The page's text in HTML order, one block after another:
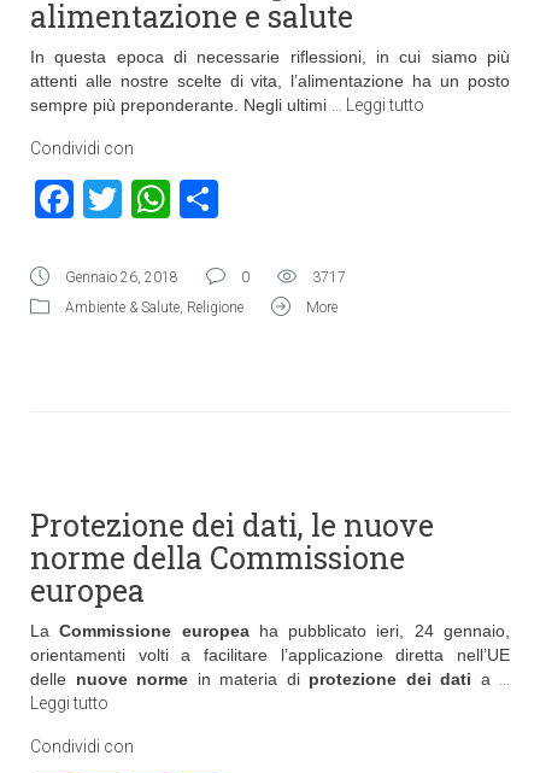
alimentazione e salute
In questa epoca di necessarie riflessioni, in cui siamo più
attenti alle nostre scelte di vita, l’alimentazione ha un posto
sempre più preponderante. Negli ultimi
Leggi tutto
Condividi con
Facebook
TwitterWhatsApp
Gennaio 26, 2018 0
3717
Ambiente & Salute, Religione More
Protezione dei dati, le nuove
norme della Commissione
europea
LaCommissione europea ha pubblicato ieri, 24 gennaio,
orientamenti volti a facilitare l’applicazione diretta nell’UE
delle nuove norme in materia di protezione dei dati a
Leggi tutto
Condividi con